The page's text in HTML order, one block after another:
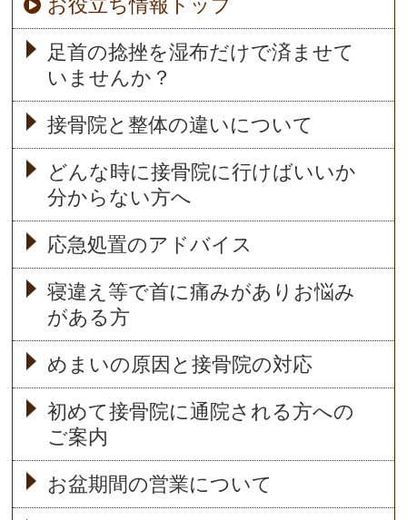
お役立ち情報トップ
足首の捻挫を湿布だけで済ませて
いませんか？
接骨院と整体の違いについて
どんな時に接骨院に行けばいいか
分からない方へ
応急処置のアドバイス
寝違え等で首に痛みがありお悩み
がある方
めまいの原因と接骨院の対応
初めて接骨院に通院される方への
ご案内
お盆期間の営業について